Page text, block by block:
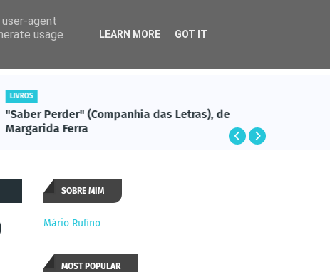
de
"Ponham-nos a Ler!" (Contraponto), de Michel
Desmurget
SOBRE MIM
Mário Rufino
MOST POPULAR
agent
usage
LEARN MORE GOT IT